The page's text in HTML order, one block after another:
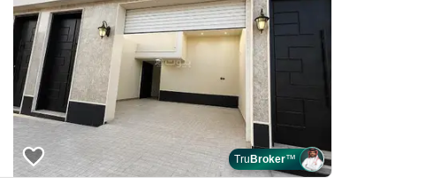
TruBroker™